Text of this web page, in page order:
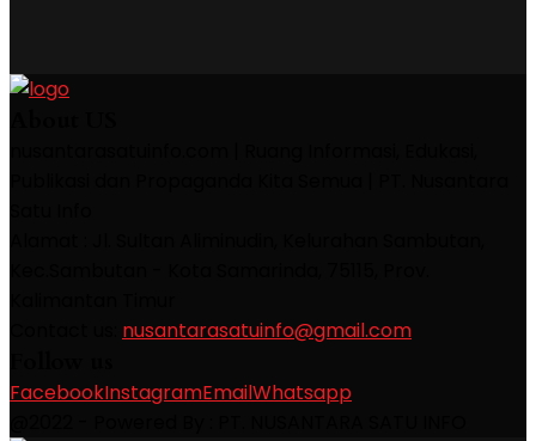
nusantarasatuinfo@gmail.com
FacebookInstagramEmailWhatsapp